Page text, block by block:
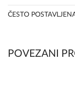
ČESTO
POVEZANI